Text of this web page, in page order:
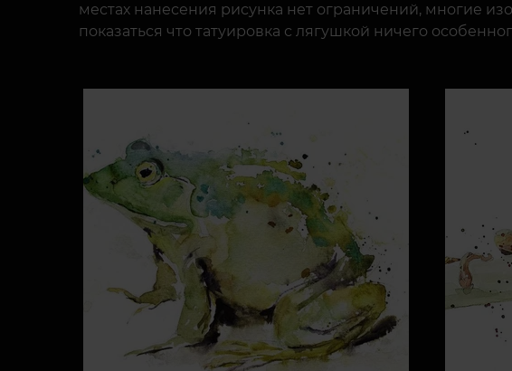
местах нанесения рисунка нет ограничений, многие
показаться что татуировка с лягушкой ничего